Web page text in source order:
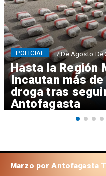
Hasta la Región
Incautan más
droga tras
Antofagasta
POLICIAL 7 De Agosto De
Marzo por Antofagasta